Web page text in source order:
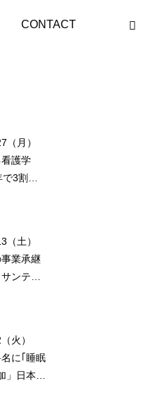
CONTACT
（月）
看護学
3割
（土）
事業承継
ンテレ
火）
名に｢睡眠
」日本経